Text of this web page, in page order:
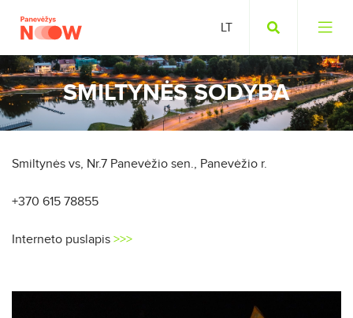
SMILTYNĖS SODYBA
Smiltynės vs, Nr.7 Panevėžio sen., Panevėžio r.
+370 615 78855
Interneto puslapis >>>